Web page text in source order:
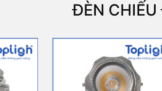
ĐÈN